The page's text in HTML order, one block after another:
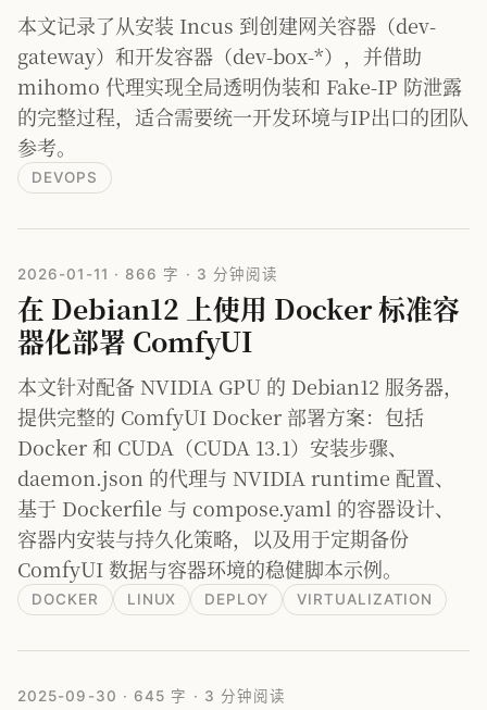
本文记录了从安装 Incus 到创建网关容器（dev-
gateway）和开发容器（dev-box-*），并借助
mihomo 代理实现全局透明伪装和 Fake-IP 防泄露
的完整过程，适合需要统一开发环境与IP出口的团队
参考。
DEVOPS
2026-01-11 · 866 字 · 3 分钟阅读
在 Debian12 上使用 Docker 标准容
器化部署 ComfyUI
本文针对配备 NVIDIA GPU 的 Debian12 服务器，
提供完整的 ComfyUI Docker 部署方案：包括
Docker 和 CUDA（CUDA 13.1）安装步骤、
daemon.json 的代理与 NVIDIA runtime 配置、
基于 Dockerfile 与 compose.yaml 的容器设计、
容器内安装与持久化策略，以及用于定期备份
ComfyUI 数据与容器环境的稳健脚本示例。
DOCKER LINUX DEPLOY VIRTUALIZATION
2025-09-30 · 645 字 · 3 分钟阅读